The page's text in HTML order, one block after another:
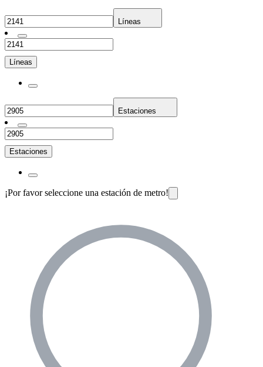
Líneas
Líneas
Estaciones
Estaciones
¡Por favor seleccione una estación de metro!